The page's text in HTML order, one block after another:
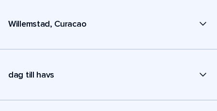
Willemstad, Curacao
dag till havs